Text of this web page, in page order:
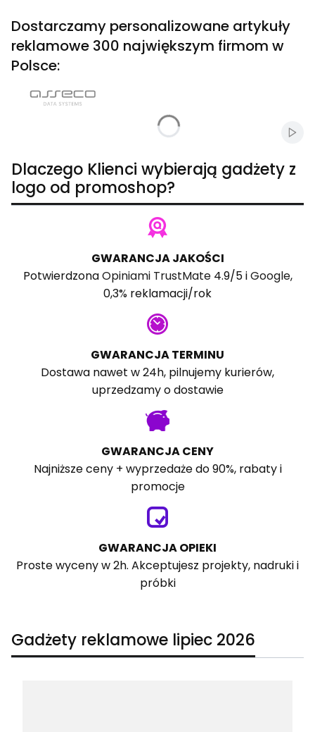
Dostarczamy personalizowane artykuły
reklamowe 300 największym firmom w
Polsce:
Dlaczego Klienci wybierają gadżety z
logo od promoshop?
GWARANCJA JAKOŚCI
PotwierdzonaOpiniami TrustMate4.9/5 iGoogle,
0,3% reklamacji/rok
GWARANCJA TERMINU
Dostawa nawet w 24h, pilnujemy kurierów,
uprzedzamy o dostawie
GWARANCJA CENY
Najniższe ceny + wyprzedaże do 90%, rabaty i
promocje
GWARANCJA OPIEKI
Proste wyceny w 2h. Akceptujesz projekty, nadruki i
próbki
Gadżety reklamowe lipiec 2026